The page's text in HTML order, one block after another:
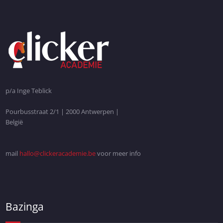
p/a Inge Teblick
Pourbusstraat 2/1 | 2000 Antwerpen |
België
mail hallo@clickeracademie.bevoor meer info
Bazinga